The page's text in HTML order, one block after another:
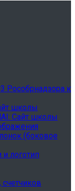
Рособрнадзора к
школы
Сайт школы
(боковое
логотип